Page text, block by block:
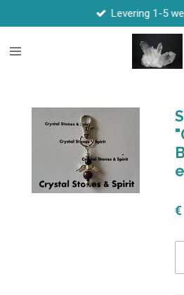
direct
naar
Levering 1-5